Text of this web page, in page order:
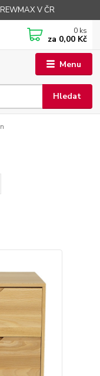
V ČR
Menu
Hledat
0 ks
za 0,00 Kč